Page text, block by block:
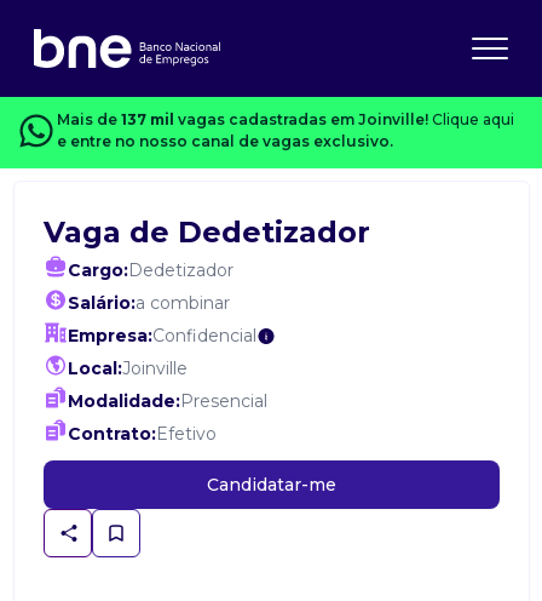
Mais de 137 mil vagas cadastradas em Joinville! Clique aqui
e entre no nosso canal de vagas exclusivo.
Vaga de Dedetizador
Cargo:Dedetizador
Salário:a combinar
Empresa:Confidencial
Local:Joinville
Modalidade:Presencial
Contrato:Efetivo
Candidatar-me